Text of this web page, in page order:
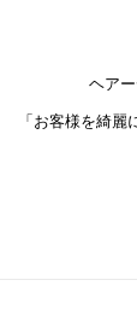
ヘアー
「お客様を綺麗